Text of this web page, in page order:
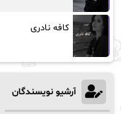
کافه نادری
آرشیو نویسندگان